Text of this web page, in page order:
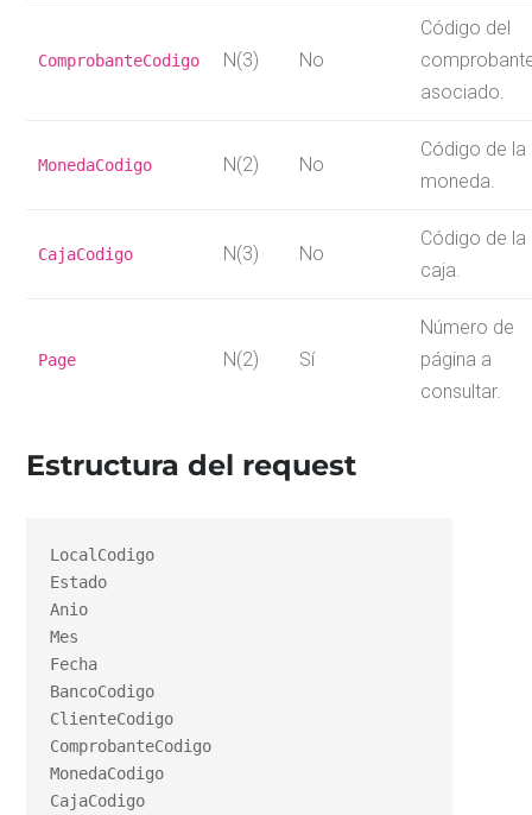
ComprobanteCodigo N(3) No
Código del
asociado.
MonedaCodigo N(2) No
Código de la
moneda.
CajaCodigo N(3) No
Código de la
caja.
Page N(2) Sí
Número de
página a
consultar.
Estructura del request
LocalCodigo
Estado
Anio
Mes
Fecha
BancoCodigo
ClienteCodigo
ComprobanteCodigo
MonedaCodigo
CajaCodigo